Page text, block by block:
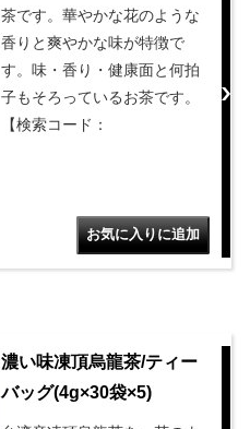
茶です。華やかな花のような
香りと爽やかな味が特徴で
す。味・香り・健康面と何拍
子もそろっているお茶です。
【検索コード：
濃い味凍頂烏龍茶/ティー
バッグ(4g×30袋×5)